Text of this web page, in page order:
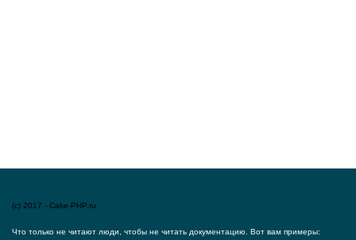
(c) 2017 - Cake-PHP.ru
Что только не читают люди, чтобы не читать документацию. Вот вам примеры: